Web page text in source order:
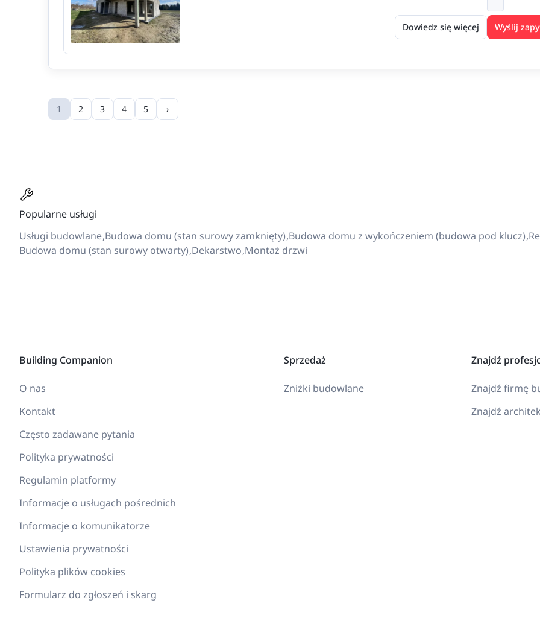
Dowiedz się więcej Wyślij
1 2 3 4 5 ›
Popularne usługi
Usługi budowlaneBudowa domu (stan surowy zamknięty)Budowa domu z wykończeniem (budowa pod klucz)
Budowa domu (stan surowy otwarty)DekarstwoMontaż drzwi
Building Companion
O nas
Kontakt
Często zadawane pytania
Polityka prywatności
Regulamin platformy
Informacje o usługach pośrednich
Informacje o komunikatorze
Ustawienia prywatności
Polityka plików cookies
Formularz do zgłoszeń i skarg
Sprzedaż
Zniżki budowlane
Znajdź
Znajdź firmę
Znajdź